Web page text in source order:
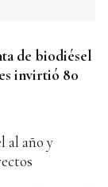
de biodiésel
invirtió 80
al año y